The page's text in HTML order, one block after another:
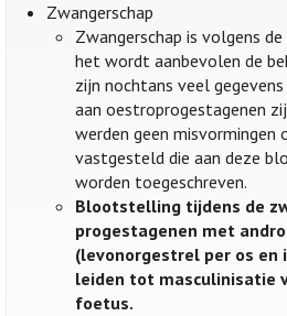
Zwangerschap
Zwangerschap is volgens
het wordt aanbevolen de
zijn nochtans veel
aan oestroprogestagenen
werden geen
vastgesteld die aan deze
worden toegeschreven.
Blootstelling tijdens de
progestagenen met
(levonorgestrel per os en
leiden tot masculinisatie
foetus.